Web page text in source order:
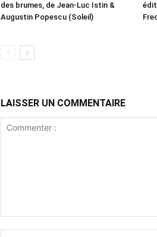
des brumes, de Jean-Luc Istin &
Augustin Popescu (Soleil)
LAISSER UN COMMENTAIRE